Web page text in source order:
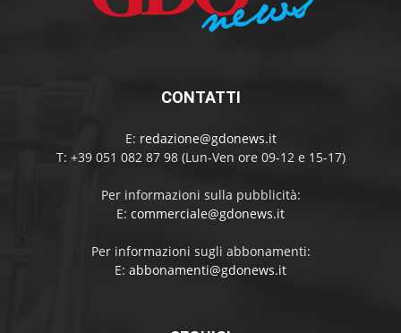
CONTATTI
E: redazione@gdonews.it
T: +39 051 082 87 98 (Lun-Ven ore 09-12 e 15-17)
Per informazioni sulla pubblicità:
E: commerciale@gdonews.it
Per informazioni sugli abbonamenti:
E: abbonamenti@gdonews.it